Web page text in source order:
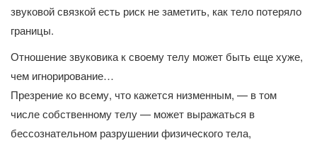
звуковой связкой есть риск не заметить, как тело потеряло
границы.
Отношение звуковика к своему телу может быть еще хуже,
чем игнорирование…
Презрение ко всему, что кажется низменным, — в том
числе собственному телу — может выражаться в
бессознательном разрушении физического тела,